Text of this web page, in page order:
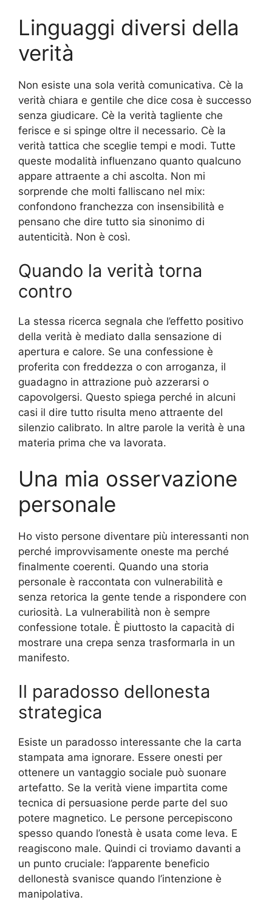
Linguaggi diversi della
verità
Non esiste una sola verità comunicativa. Cè la
verità chiara e gentile che dice cosa è successo
senza giudicare. Cè la verità tagliente che
ferisce e si spinge oltre il necessario. Cè la
verità tattica che sceglie tempi e modi. Tutte
queste modalità influenzano quanto qualcuno
appare attraente a chi ascolta. Non mi
sorprende che molti falliscano nel mix:
confondono franchezza con insensibilità e
pensano che dire tutto sia sinonimo di
autenticità. Non è così.
Quando la verità torna
contro
La stessa ricerca segnala che l’effetto positivo
della verità è mediato dalla sensazione di
apertura e calore. Se una confessione è
proferita con freddezza o con arroganza, il
guadagno in attrazione può azzerarsi o
capovolgersi. Questo spiega perché in alcuni
casi il dire tutto risulta meno attraente del
silenzio calibrato. In altre parole la verità è una
materia prima che va lavorata.
Una mia osservazione
personale
Ho visto persone diventare più interessanti non
perché improvvisamente oneste ma perché
finalmente coerenti. Quando una storia
personale è raccontata con vulnerabilità e
senza retorica la gente tende a rispondere con
curiosità. La vulnerabilità non è sempre
confessione totale. È piuttosto la capacità di
mostrare una crepa senza trasformarla in un
manifesto.
Il paradosso dellonesta
strategica
Esiste un paradosso interessante che la carta
stampata ama ignorare. Essere onesti per
ottenere un vantaggio sociale può suonare
artefatto. Se la verità viene impartita come
tecnica di persuasione perde parte del suo
potere magnetico. Le persone percepiscono
spesso quando l’onestà è usata come leva. E
reagiscono male. Quindi ci troviamo davanti a
un punto cruciale: l’apparente beneficio
dellonestà svanisce quando l’intenzione è
manipolativa.